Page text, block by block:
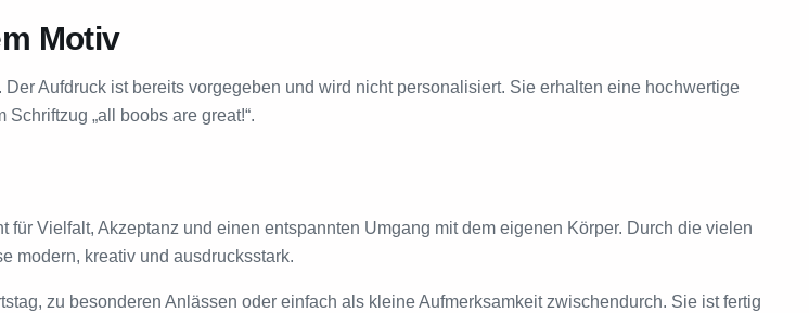
Motiv
Aufdruck ist bereits vorgegeben und wird nicht personalisiert. Sie erhalten eine hochwertige
„all boobs are great!“.
Vielfalt, Akzeptanz und einen entspannten Umgang mit dem eigenen Körper. Durch die vielen
modern, kreativ und ausdrucksstark.
zu besonderen Anlässen oder einfach als kleine Aufmerksamkeit zwischendurch. Sie ist fertig